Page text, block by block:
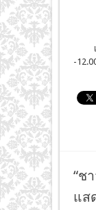
เมื่
-
“ช
แส